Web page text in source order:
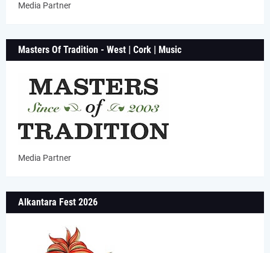
Media Partner
Masters Of Tradition - West | Cork | Music
Media Partner
Alkantara Fest 2026